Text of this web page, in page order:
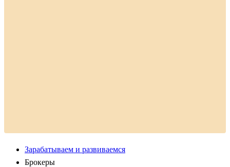
Зарабатываем и развиваемся
Брокеры